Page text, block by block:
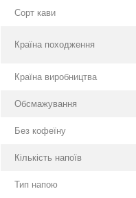
Сорт кави
Країна походження
Країна виробництва
Обсмажування
Без кофеїну
Кількість напоїв
Тип напою